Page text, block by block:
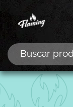
al
contenido